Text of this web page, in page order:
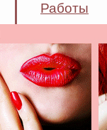
Работы